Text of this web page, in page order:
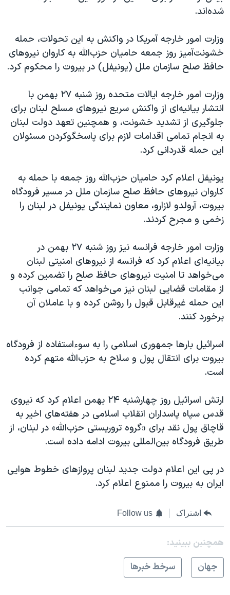
شده‌اند.
وزارت امور خارجه آمریکا در واکنش به این تحولات، حمله
خشونت‌آمیز روز جمعه حامیان حزب‌الله به کاروان نیروهای
حافظ صلح سازمان ملل (یونیفل) در بیروت را محکوم کرد.
وزارت امور خارجه ایالات متحده روز شنبه ۲۷ بهمن با
انتشار بیانیه‌ای از واکنش سریع نیروهای مسلح لبنان برای
جلوگیری از تشدید خشونت، و همچنین تعهد دولت لبنان
به انجام تمامی اقدامات لازم برای پاسخگوکردن مسئولان
این حمله قدردانی کرد.
یونیفل اعلام کرد حامیان حزب‌الله روز جمعه با حمله به
کاروان نیروهای حافظ صلح سازمان ملل در مسیر فرودگاه
بیروت، آرولدو لازارو، معاون نمایندگی یونیفل در لبنان را
زخمی و مجرح کردند.
وزارت امور خارجه فرانسه نیز روز شنبه ۲۷ بهمن در
بیانیه‌ای اعلام کرد که فرانسه از نیروهای امنیتی لبنان
می‌خواهد تا امنیت نیروهای حافظ صلح را تضمین کرده و
از مقامات قضایی لبنان نیز می‌خواهد که تمامی جوانب
این حمله غیرقابل قبول را روشن کرده و با عاملان آن
برخورد کنند.
اسرائیل بارها جمهوری اسلامی را به سوءاستفاده از فرودگاه
بیروت برای انتقال پول و سلاح به حزب‌الله متهم کرده
است.
ارتش اسرائیل روز چهارشنبه ۲۴ بهمن‌ اعلام کرد که نیروی
قدس سپاه پاسداران انقلاب اسلامی در هفته‌های اخیر به
قاچاق پول نقد برای «گروه تروریستی حزب‌الله» در لبنان، از
طریق فرودگاه بین‌المللی بیروت ادامه داده است.
در پی این اعلام دولت جدید لبنان پروازهای خطوط هوایی
ایران به بیروت را ممنوع اعلام کرد.
اشتراک Follow us
همچنبن ببینید:
جهان
سرخط خبرها